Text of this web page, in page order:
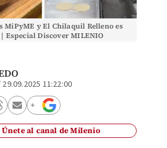
MiPyME y El Chilaquil Relleno es
Especial Discover MILENIO
29.09.2025 11:22:00
Únete al canal de Milenio